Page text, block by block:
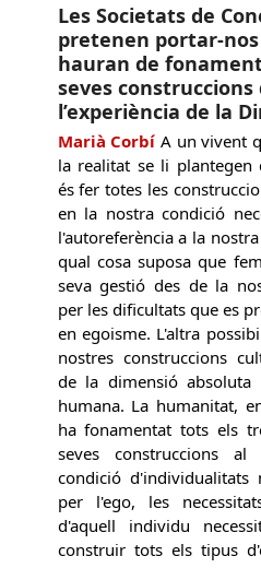
Les Societats de
pretenen portar-
hauran de
seves construccions
l’experiència de la
Marià Corbí A un vivent
la realitat se li plantegen
és fer totes les
en la nostra condició
l'autoreferència a la
qual cosa suposa que
seva gestió des de la
per les dificultats que es
en egoisme. L'altra
nostres construccions
de la dimensió
humana. La humanitat,
ha fonamentat tots els
seves construccions
condició d'individualitats
per l'ego, les
d'aquell individu
construir tots els tipus